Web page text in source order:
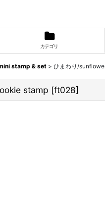
カテゴリ
stamp & set > ひまわり/
stamp [ft028]